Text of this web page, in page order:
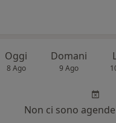
Oggi
8 Ago
Domani
9 Ago
Non ci sono